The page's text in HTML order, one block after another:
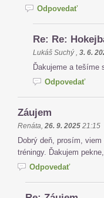
Odpovedať
Re: Re:
Lukáš Suchý, 3. 6.
Ďakujeme a tešíme
Odpovedať
Záujem
Renáta, 26. 9. 2025 21:15
Dobrý deň, prosím,
tréningy. Ďakujem
Odpovedať